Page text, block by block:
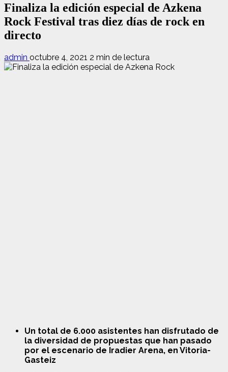
Finaliza la edición especial de Azkena
Rock Festival tras diez días de rock en
directo
admin octubre 4, 2021 2 min de lectura
Un total de 6.000 asistentes han disfrutado de
la diversidad de propuestas que han pasado
por el escenario de Iradier Arena, en Vitoria-
Gasteiz